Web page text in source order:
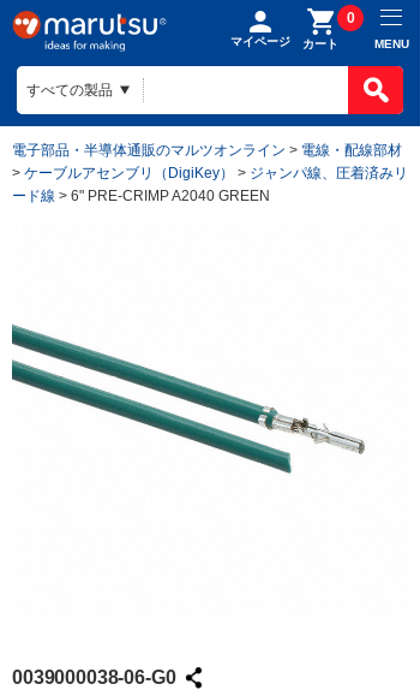
マイページ カート
0
MENU
電子部品・半導体通販のマルツオンライン > 電線・配線部材
> ケーブルアセンブリ（DigiKey） > ジャンパ線、圧着済みリ
ード線 > 6" PRE-CRIMP A2040 GREEN
0039000038-06-G0